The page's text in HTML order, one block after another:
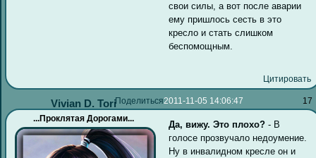
свои силы, а вот после аварии
ему пришлось сесть в это
кресло и стать слишком
беспомощным.
Цитировать
Поделиться 17
2011-11-05 14:06:47
Vivian D. Tori
...Проклятая Дорогами...
Да, вижу. Это плохо? - В
голосе прозвучало недоумение.
Ну в инвалидном кресле он и